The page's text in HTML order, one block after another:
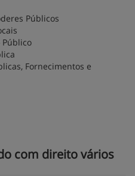
Públicos
Fornecimentos e
com direito vários